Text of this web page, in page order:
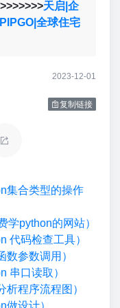
天启|企
全球住宅
2023-12-01
复制链接
集合类型的操作
学python的网站）
代码检查工具）
参数调用）
串口读取）
程序流程图）
设计）